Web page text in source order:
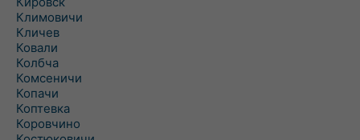
Климовичи
Кличев
Ковали
Колбча
Комсеничи
Копачи
Коптевка
Коровчино